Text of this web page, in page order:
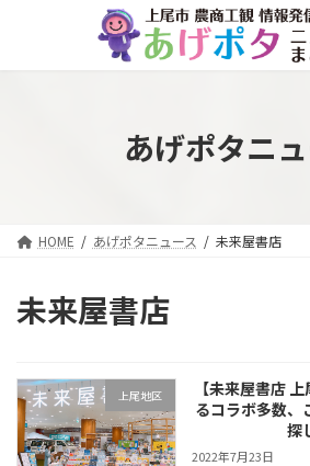
ン
ー
あげポタニ
HOME あげポタニュース 未来屋書店
未来屋書店
上尾地区
【未来屋書店
るコラボ多数、
探
2022年7月23日